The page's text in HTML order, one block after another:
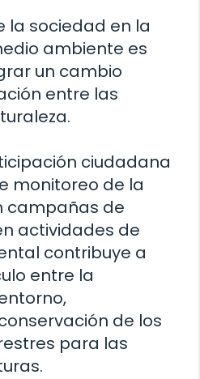
la sociedad en la
ambiente es
un cambio
entre las
ciudadana
monitoreo de la
campañas de
actividades de
contribuye a
entre la
de los
para las